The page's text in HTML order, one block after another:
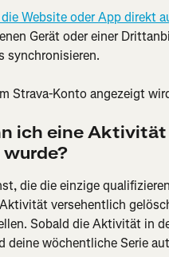
Website oder App direkt
Gerät oder einer
synchronisieren.
Strava-Konto angezeigt
ich eine
die die einzige
versehentlich
Sobald die Aktivität in
deine wöchentliche Serie